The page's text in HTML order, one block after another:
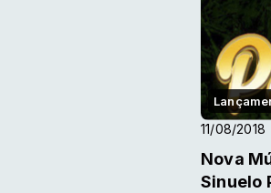
11/08/2018
Nova
Sinuelo